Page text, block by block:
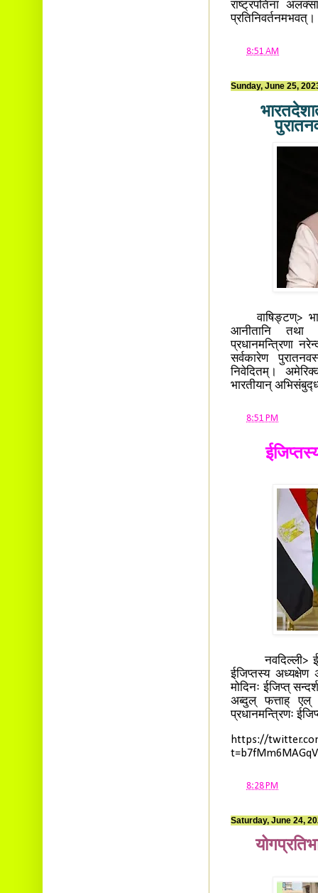
राष्ट्रपतिना
प्रतिनिवर्तनमभवत्।
8:51 AM
Sunday, June 25,
वाषिङ्टण्>
आनीतानि तथा
प्रधानमन्त्रिणा
सर्वकारेण
निवेदितम्।
भारतीयान्
8:51 PM
नवदिल्ली>
ईजिप्तस्य अध्यक्षेण
मोदिनः ईजिप्त्
अब्दुल् फत्ताह् एल्
प्रधानमन्त्रिणः
https://
8:28 PM
Saturday, June 24,